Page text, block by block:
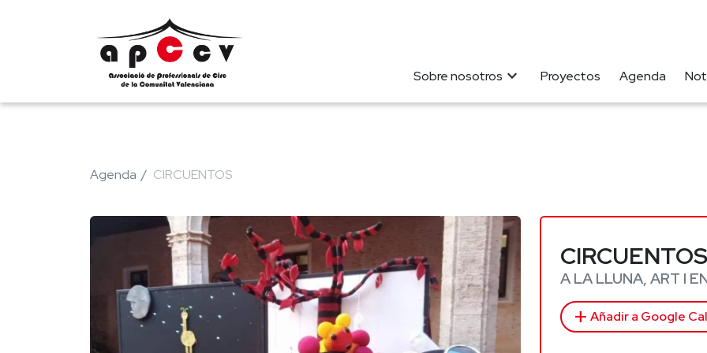
Sobre nosotros expand_more Proyectos Agenda
Agenda CIRCUENTOS
CIRCUENTOS
A LA LLUNA, ART I
add Añadir a Google